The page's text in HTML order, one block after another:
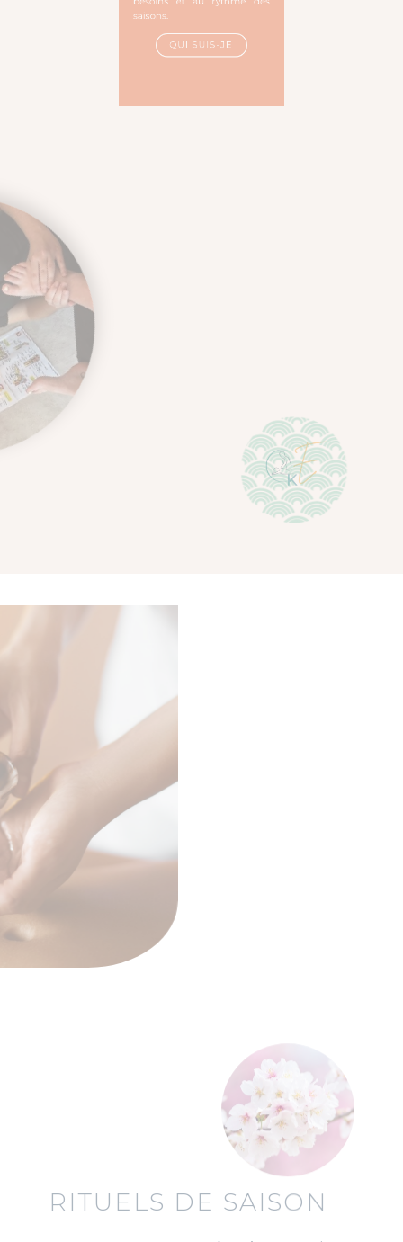
des traitements invasifs grâce
à des massages adaptés à vos
Votre corps ne réagit pas de
la même façon toute l’année.
Fatigue en automne, tensions en
hiver, manque d’énergie au
printemps, besoin de légèreté en